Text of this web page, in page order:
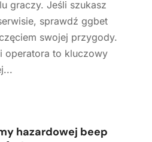
graczy. Jeśli szukasz
sprawdź ggbet
swojej przygody.
operatora to kluczowy
hazardowej beep